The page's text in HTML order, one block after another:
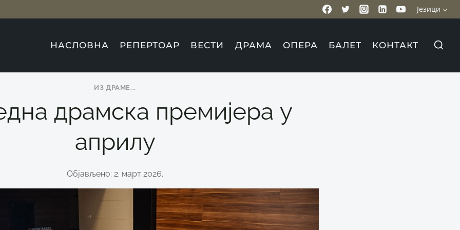
Језици
НАСЛОВНА РЕПЕРТОАР ВЕСТИ ДРАМА ОПЕРА БАЛЕТ КОНТАКТ
ИЗ ДРАМЕ...
драмска премијера у
априлу
Објављено: 2. март 2026.